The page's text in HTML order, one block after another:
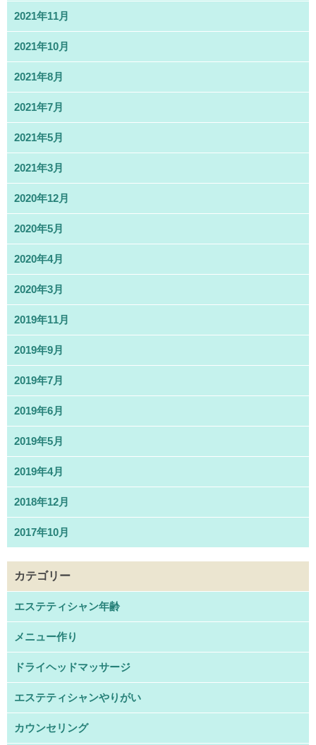
2021年11月
2021年10月
2021年8月
2021年7月
2021年5月
2021年3月
2020年12月
2020年5月
2020年4月
2020年3月
2019年11月
2019年9月
2019年7月
2019年6月
2019年5月
2019年4月
2018年12月
2017年10月
カテゴリー
エステティシャン年齢
メニュー作り
ドライヘッドマッサージ
エステティシャンやりがい
カウンセリング